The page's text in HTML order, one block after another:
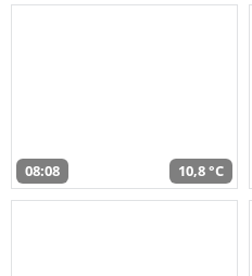
08:08 10,8 °C